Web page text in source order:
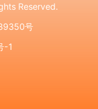
Reserved.
号
-1